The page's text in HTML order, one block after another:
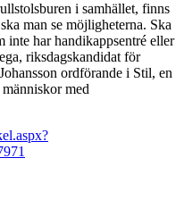
i samhället, finns
man se möjligheterna. Ska
inte har handikappsentré eller
riksdagskandidat för
ordförande i Stil, en
med